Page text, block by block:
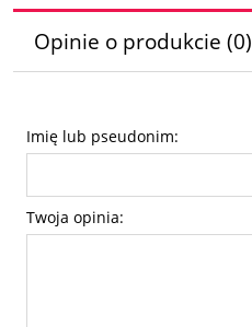
Opinie o produkcie (0)
Imię lub pseudonim:
Twoja opinia: